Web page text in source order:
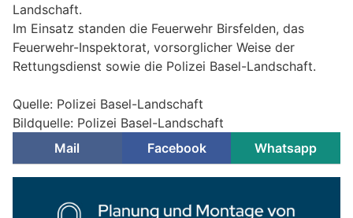
Landschaft.
Im Einsatz standen die Feuerwehr Birsfelden, das
Feuerwehr-Inspektorat, vorsorglicher Weise der
Rettungsdienst sowie die Polizei Basel-Landschaft.
Quelle: Polizei Basel-Landschaft
Bildquelle: Polizei Basel-Landschaft
Mail
Facebook Whatsapp